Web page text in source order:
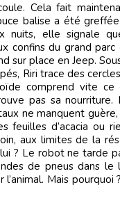
Cela fait
balise a été
nuits, elle signale
confins du grand parc
sur place en Jeep.
Riri trace des
comprend vite
pas sa nourriture.
ne manquent
feuilles d’acacia ou
aux limites de la
? Le robot ne tarde
de pneus dans le
Mais pourquoi